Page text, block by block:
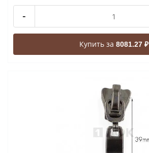
-
Купить за 8081.27 ₽